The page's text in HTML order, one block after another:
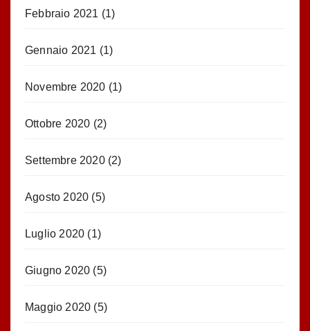
Febbraio 2021 (1)
Gennaio 2021 (1)
Novembre 2020 (1)
Ottobre 2020 (2)
Settembre 2020(2)
Agosto 2020 (5)
Luglio 2020 (1)
Giugno 2020 (5)
Maggio 2020 (5)